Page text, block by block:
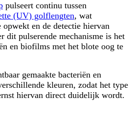
pulseert continu tussen
(UV) golflengten, wat
en de detectie hiervan
dit pulserende mechanisme is het
en biofilms met het blote oog te
gemaakte bacteriën en
kleuren, zodat het type
hiervan direct duidelijk wordt.